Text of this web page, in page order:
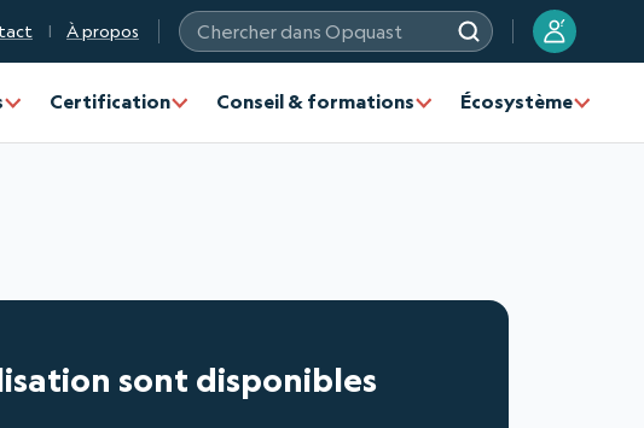
À propos
Chercher dans Opquast
?
Certification Conseil & formations Écosystème
sont disponibles